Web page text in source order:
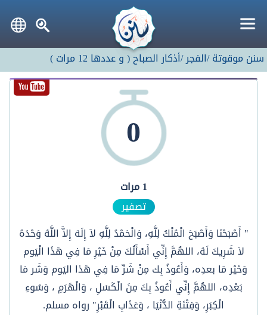
سنن موقوتة/الفجر/أذكار الصباح(و عددها12 مرات)
0
1 مرات
تصفير
" أَصْبَحْنَا وَأَصْبَحَ الْمُلْكُ لِلَّهِ، وَالْحَمْدُ لِلَّهِ لاَ إِلَهَ إِلاَّ اللَّهُ وَحْدَهُ
لاَ شَرِيكَ لَهُ، اللهُمَّ إِنِّي أَسْأَلُكَ مِنْ خَيْرِ مَا فِي هَذَا الْيَوم
وَخَيْر مَا بعدِه، وَأَعُوذُ بِك مِنْ شَرِّ مَا فِي هَذا اليَوم وَشَر مَا
بَعْدِه، اللهُمَّ إِنِّي أَعُوذُ بِكَ مِنَ الْكَسَلِ ، وَالْهَرَمِ ، وَسُوءِ
الْكِبَرِ، وَفِتْنَةِ الدُّنْيَا ، وَعَذَابِ الْقَبْرِ" رواه مسلم.